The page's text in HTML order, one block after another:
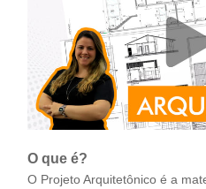
O que é?
O Projeto Arquitetônico é a